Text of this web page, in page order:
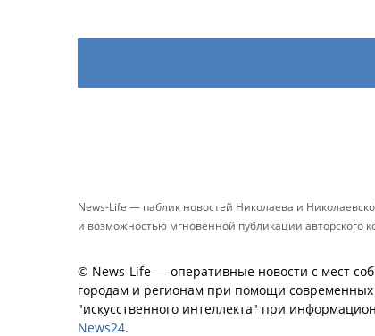
News-Life — паблик новостей Николаева и
и возможностью мгновенной публикации авторского
© News-Life — оперативные новости с мест
городам и регионам при помощи
"искусственного интеллекта" при
News24.